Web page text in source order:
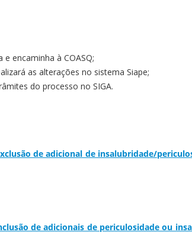
e encaminha à COASQ;
as alterações no sistema Siape;
do processo no SIGA.
de adicional de insalubridade/
de adicionais de periculosidade ou